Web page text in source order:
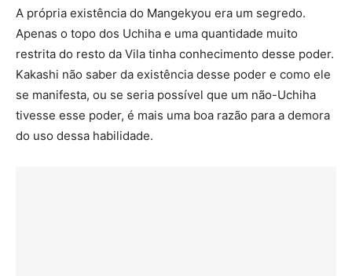
A própria existência do Mangekyou era um segredo.
Apenas o topo dos Uchiha e uma quantidade muito
restrita do resto da Vila tinha conhecimento desse poder.
Kakashi não saber da existência desse poder e como ele
se manifesta, ou se seria possível que um não-Uchiha
tivesse esse poder, é mais uma boa razão para a demora
do uso dessa habilidade.